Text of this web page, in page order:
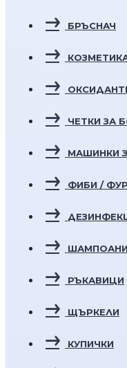
БРЪСНАЧ
ЧЕТКИ ЗА
МАШИНКИ
ФИБИ /
ШАМПОАНИ
РЪКАВИЦИ
ЩЪРКЕЛИ
КУПИЧКИ